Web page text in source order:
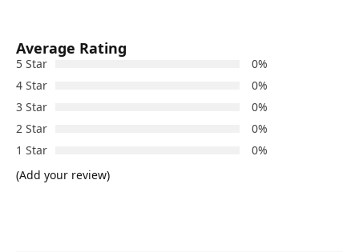
Average Rating
5 Star
0%
4 Star
0%
3 Star
0%
2 Star
0%
1 Star
0%
(Add your review)